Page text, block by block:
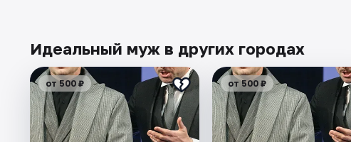
Идеальный муж в других городах
от 500 ₽ от 500 ₽